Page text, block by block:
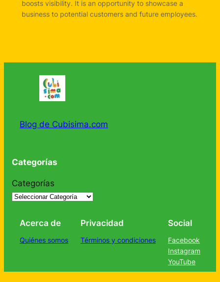
boosts visibility. It is an opportunity to showcase a
business to potential customers and future employees.
Blog de Cubisima.com
Categorías
Categorías
Acerca de
Quiénes somos
Privacidad
Términos y condiciones
Social
Facebook
Instagram
YouTube